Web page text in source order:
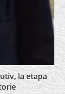
la etapa